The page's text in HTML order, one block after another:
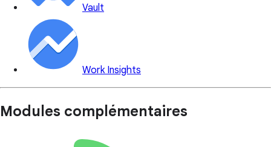
Vault
Work Insights
Modules complémentaires